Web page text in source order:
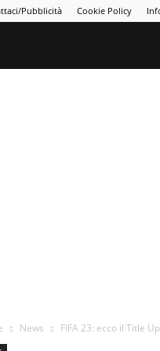
Pubblicità Cookie Policy
News FIFA 23: ecco il Title